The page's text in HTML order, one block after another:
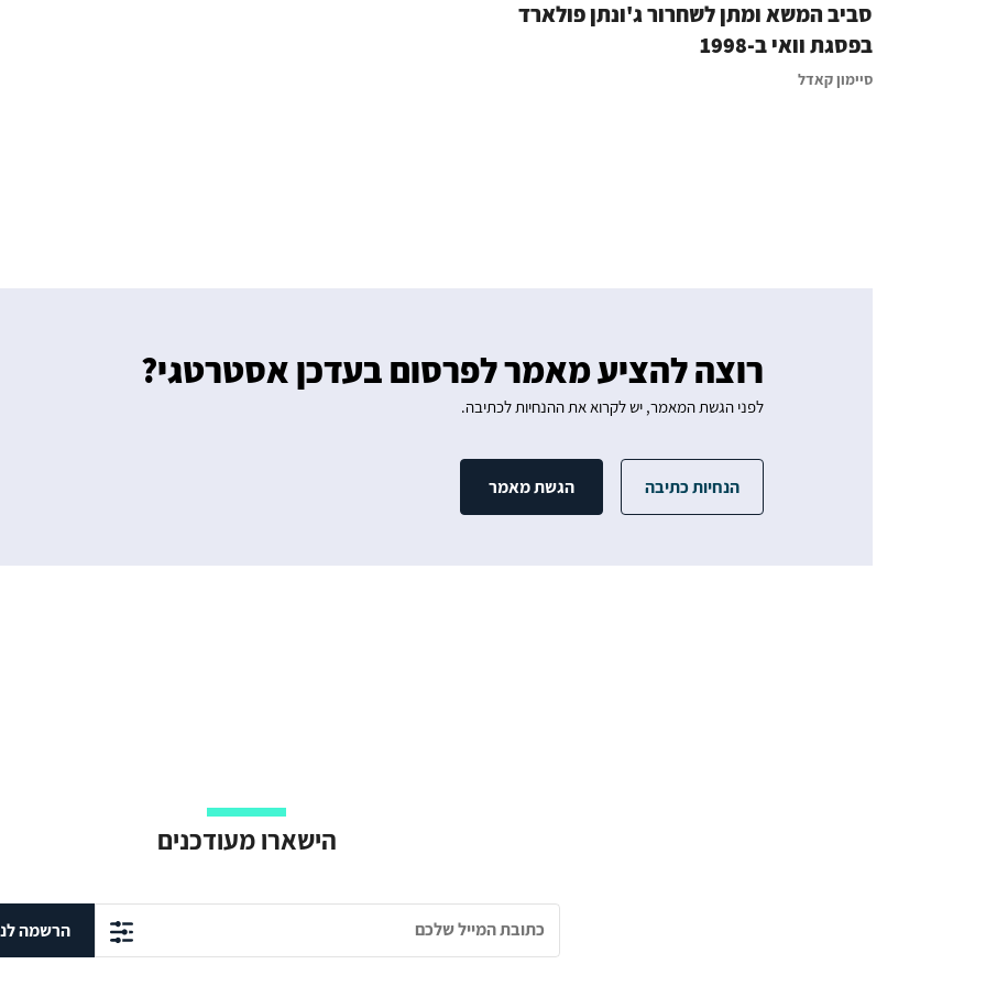
סביב המשא ומתן לשחרור ג'ונתן פולארד
בפסגת וואי ב-1998
סיימון קאדל
רוצה להציע מאמר לפרסום בעדכן אסטרטגי?
לפני הגשת המאמר, יש לקרוא את ההנחיות לכתיבה.
הנחיות כתיבה הגשת מאמר
הישארו מעודכנים
הרשמה